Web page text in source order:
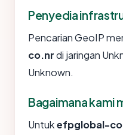
Penyedia
Pencarian GeoIP
co.nrdi jaringan
Unknown.
Bagaimana kami
Untukefpglobal-